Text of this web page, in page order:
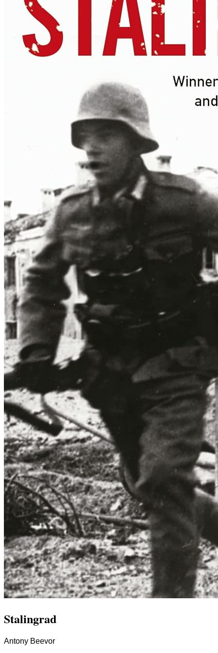
Stalingrad
Antony Beevor